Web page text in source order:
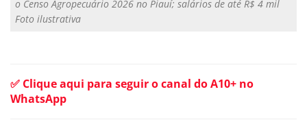
o Censo Agropecuário 2026 no Piauí; salários de até R$ 4 mil
Foto ilustrativa
✅ Clique aqui para seguir o canal do A10+ no
WhatsApp